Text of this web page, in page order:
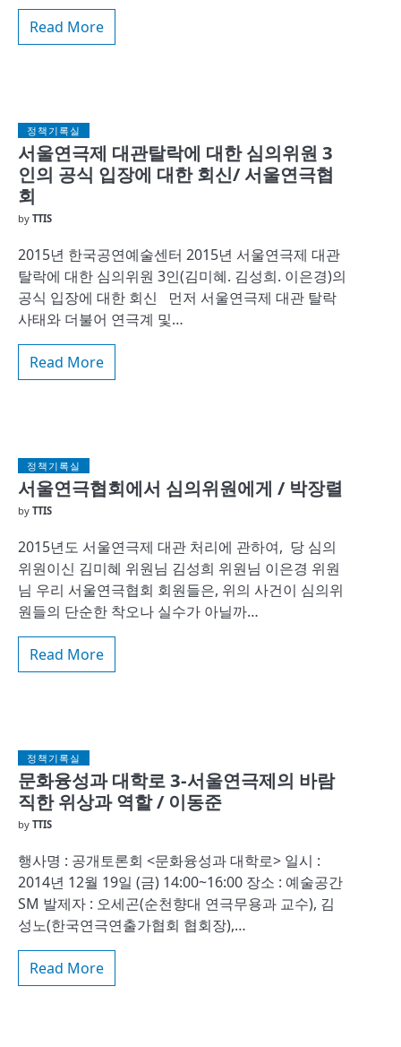
Read More
정책기록실
서울연극제 대관탈락에 대한 심의위원 3
인의 공식 입장에 대한 회신/ 서울연극협
회
by TTIS
2015년 한국공연예술센터 2015년 서울연극제 대관
탈락에 대한 심의위원 3인(김미혜. 김성희. 이은경)의
공식 입장에 대한 회신 먼저 서울연극제 대관 탈락
사태와 더불어 연극계 및…
Read More
정책기록실
서울연극협회에서 심의위원에게 / 박장렬
by TTIS
2015년도 서울연극제 대관 처리에 관하여, 당 심의
위원이신 김미혜 위원님 김성희 위원님 이은경 위원
님 우리 서울연극협회 회원들은, 위의 사건이 심의위
원들의 단순한 착오나 실수가 아닐까…
Read More
정책기록실
문화융성과 대학로 3-서울연극제의 바람
직한 위상과 역할 / 이동준
by TTIS
행사명 : 공개토론회 <문화융성과 대학로> 일시 :
2014년 12월 19일 (금) 14:00~16:00 장소 : 예술공간
SM 발제자 : 오세곤(순천향대 연극무용과 교수), 김
성노(한국연극연출가협회 협회장),…
Read More